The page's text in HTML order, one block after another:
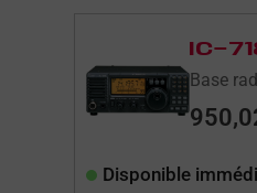
IC-
Base
Disponible